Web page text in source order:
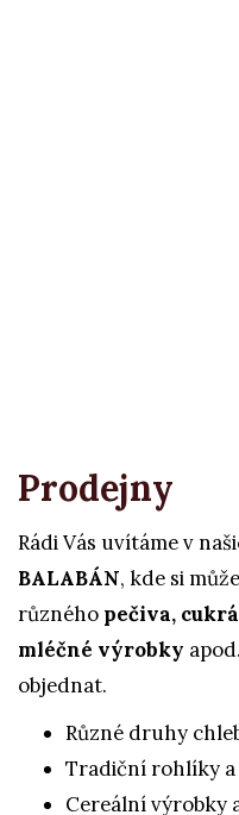
Prodejny
Rádi Vás uvítáme v
BALABÁN, kde si
různého pečiva,
mléčné výrobky
objednat.
Různé druhy
Tradiční rohlíky a
Cereální výrobky